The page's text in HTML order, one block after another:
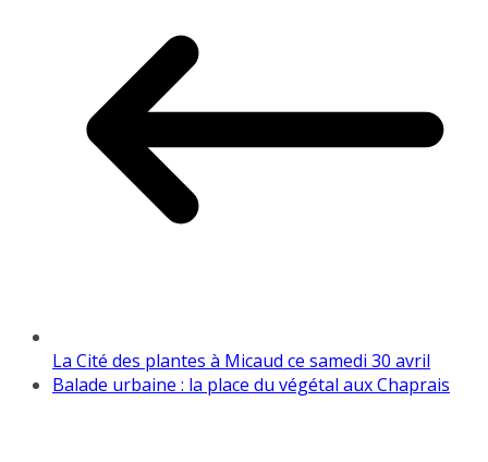
La Cité des plantes à Micaud ce samedi 30 avril
Balade urbaine : la place du végétal aux Chaprais